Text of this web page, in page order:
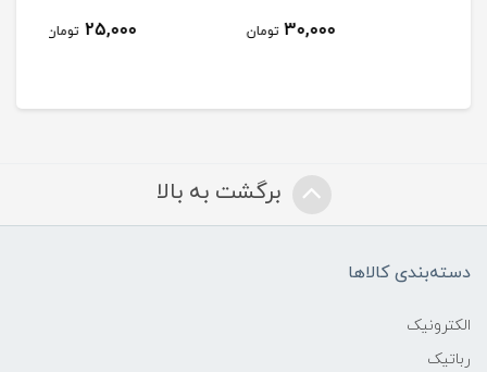
30,000 تومان 25,000 تومان
برگشت به بالا
دسته‌بندی کالاها
الکترونیک
رباتیک